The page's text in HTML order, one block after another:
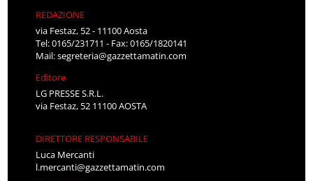
REDAZIONE
via Festaz, 52 - 11100 Aosta
Tel: 0165/231711 - Fax: 0165/1820141
Mail:segreteria@gazzettamatin.com
Editore
LG PRESSE S.R.L.
via Festaz, 52 11100 AOSTA
DIRETTORE RESPONSABILE
Luca Mercanti
l.mercanti@gazzettamatin.com